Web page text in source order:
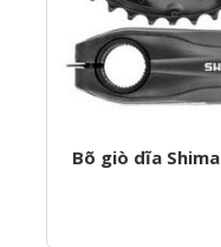
Bõ giò dĩa